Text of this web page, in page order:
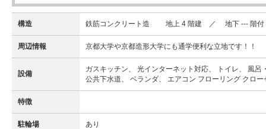
構造 鉄筋コンクリート造 地上 4 階建 ／ 地下 --- 階付
周辺情報 京都大学や京都造形大学にも通学便利な立地です！！
設備
ガスキッチン、 光インターネット対応、 トイレ、 風
公共下水道、 ベランダ、 エアコン フローリング クロー
特徴
駐輪場 あり